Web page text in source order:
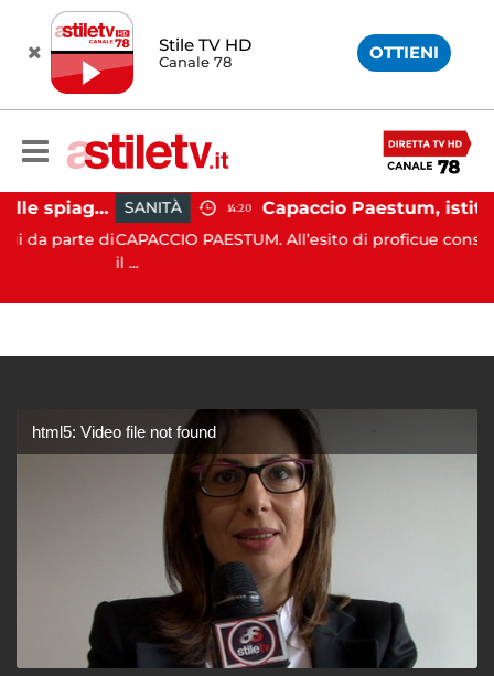
Stile TV HD
Canale 78 OTTIENI
Montecorice, blitz sulle spiagge libere: sequestrati oltre 300 ombrelloni e lettini lasciati sull’arenile
parte di
SANITÀ 14:20
CAPACCIO PAESTUM. All’esito di proficue
html5: Video file not found